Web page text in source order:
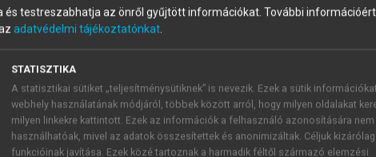
Magyarországon I.
és testreszabhatja az önről gyűjtött információkat. További
adatvédelmi tájékoztatónkat.
STATISZTIKA
A statisztikai sütiket „teljesítménysütiknek” is nevezik. Ezek a sütik
webhely használatának módjáról, többek között arról, hogy milyen oldalakat
milyen linkekre kattintott. Ezek az információk a felhasználó azonosítására nem
használhatóak, mivel az adatok összesítettek és anonimizáltak. Céljuk kizárólag
funkcióinak javítása. Ezek közé tartoznak a harmadik féltől származó elemzési